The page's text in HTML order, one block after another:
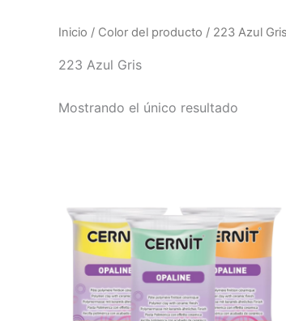
Inicio / Color del producto / 223 Azul Gris
223 Azul Gris
Mostrando el único resultado
tiene
múltiples
Las
opciones
se